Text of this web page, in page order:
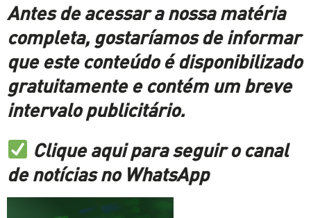
Antes de acessar a nossa matéria
completa, gostaríamos de informar
que este conteúdo é disponibilizado
gratuitamente e contém um breve
intervalo publicitário.
Clique aqui para seguir o canal
de notícias no WhatsApp